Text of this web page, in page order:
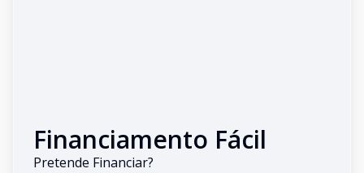
Financiamento Fácil
Pretende Financiar?